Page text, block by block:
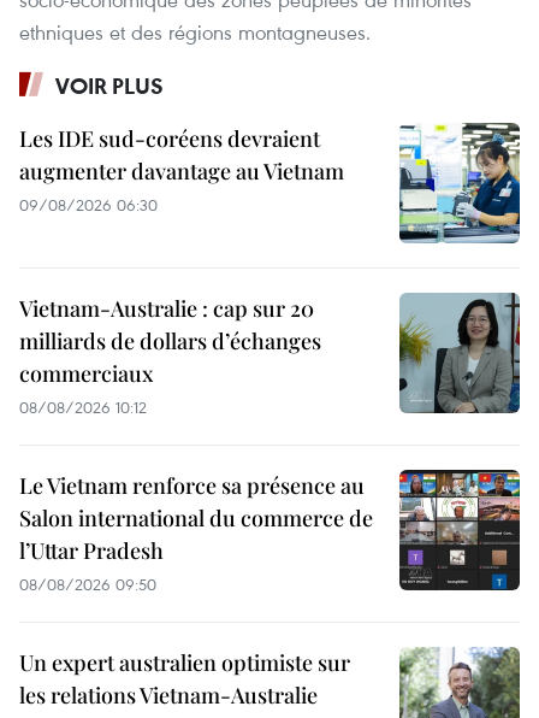
ethniques et des régions montagneuses.
VOIR PLUS
Les IDE sud-coréens devraient
augmenter davantage au Vietnam
09/08/2026 06:30
Vietnam-Australie : cap sur 20
milliards de dollars d’échanges
commerciaux
08/08/2026 10:12
Le Vietnam renforce sa présence au
Salon international du commerce de
l’Uttar Pradesh
08/08/2026 09:50
Un expert australien optimiste sur
les relations Vietnam-Australie